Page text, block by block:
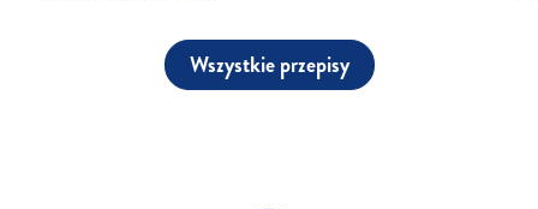
Wszystkie przepisy